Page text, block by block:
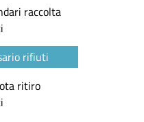
raccolta
rifiuti
ritiro